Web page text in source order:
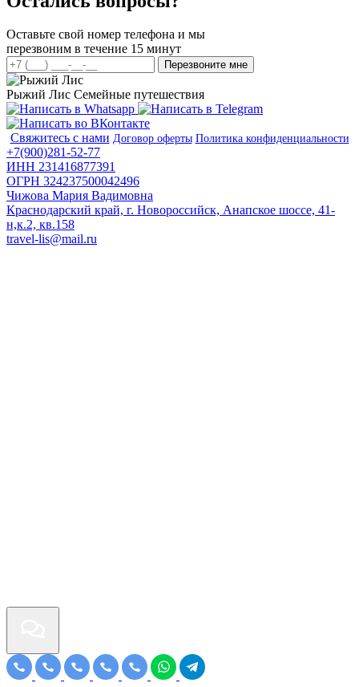
Оставьте свой номер телефона и мы
перезвоним в течение 15 минут
Перезвоните мне
Рыжий Лис Семейные путешествия
Свяжитесь с нами Договор оферты Политика конфиденциальности
+7(900)281-52-77
ИНН 231416877391
ОГРН 324237500042496
Чижова Мария Вадимовна
Краснодарский край, г. Новороссийск, Анапское шоссе, 41-
н,к.2, кв.158
travel-lis@mail.ru